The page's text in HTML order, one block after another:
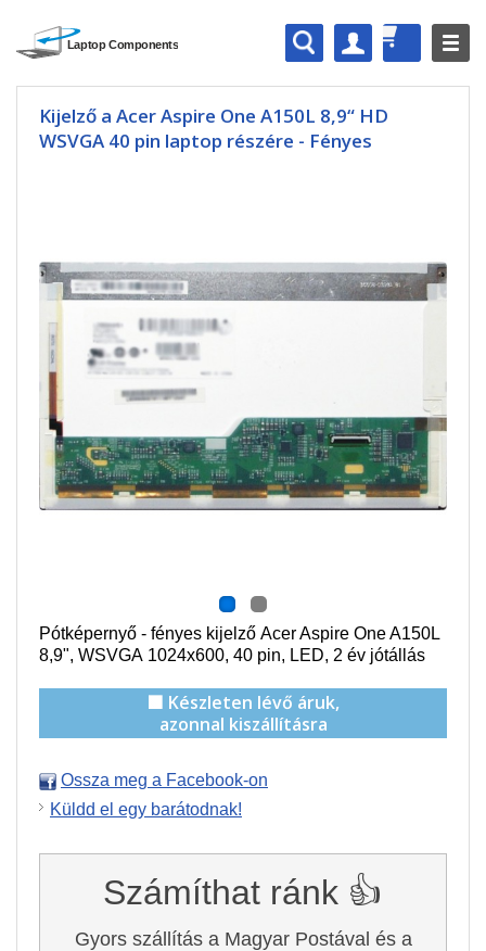
Kijelző a Acer Aspire One A150L 8,9“ HD
WSVGA 40 pin laptop részére - Fényes
Pótképernyő - fényes kijelző Acer Aspire One A150L
8,9", WSVGA 1024x600, 40 pin, LED, 2 év jótállás
🟩 Készleten lévő áruk,
azonnal kiszállításra
Ossza meg a Facebook-on
Küldd el egy barátodnak!
Számíthat ránk 👍
Gyors szállítás a Magyar Postával és a